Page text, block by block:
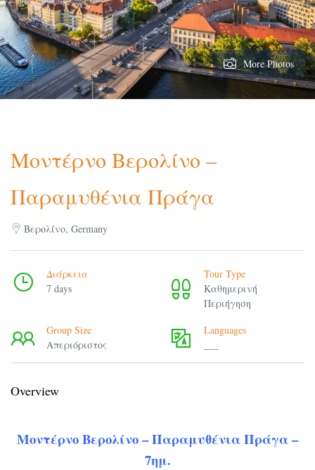
More Photos
Μοντέρνο Βερολίνο –
Παραμυθένια Πράγα
Βερολίνο, Germany
Διάρκεια
7 days
Tour Type
Καθημερινή
Περιήγηση
Group Size
Απεριόριστος
Languages
Overview
Μοντέρνο Βερολίνο – Παραμυθένια Πράγα –
7ημ.